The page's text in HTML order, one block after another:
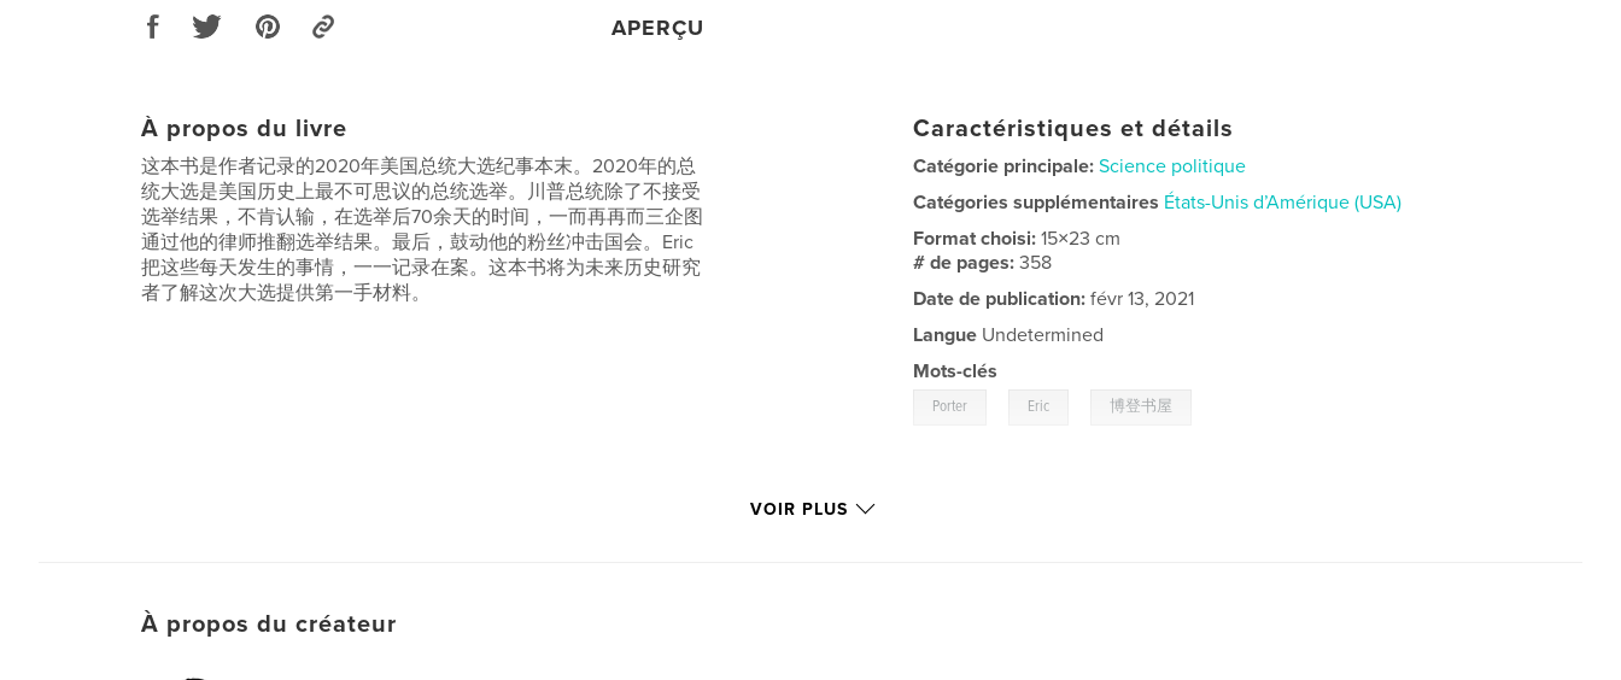
APERÇU
À propos du livre
这本书是作者记录的2020年美国总统大选纪事本末。2020年的总
统大选是美国历史上最不可思议的总统选举。川普总统除了不接受
选举结果，不肯认输，在选举后70余天的时间，一而再再而三企图
通过他的律师推翻选举结果。最后，鼓动他的粉丝冲击国会。Eric
把这些每天发生的事情，一一记录在案。这本书将为未来历史研究
者了解这次大选提供第一手材料。
Caractéristiques et détails
Catégorie principale: Science politique
Catégories supplémentaires États-Unis d’Amérique (USA)
Format choisi:15×23 cm
# de pages:358
Date de publication: févr 13, 2021
Langue Undetermined
Mots-clés
Porter Eric 博登书屋
VOIR PLUS
À propos du créateur